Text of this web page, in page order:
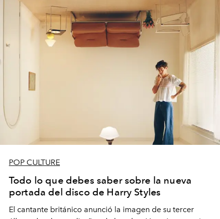
POP CULTURE
Todo lo que debes saber sobre la nueva
portada del disco de Harry Styles
El cantante británico anunció la imagen de su tercer